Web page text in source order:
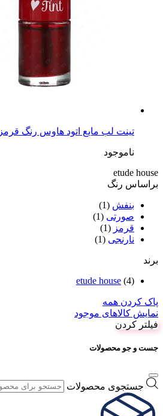
تینت لب مایع اتود هاوس رنگ قرمز CHERRY وزن 9 گرم
ناموجود
etude house
براساس رنگ
بنفش (1)
صورتی (1)
قرمز (1)
نارنجی (1)
برند
etude house (4)
پاک کردن همه
نمایش کالاهای موجود
فیلتر کردن
جست و جو محصولات
جستجوی محصولات